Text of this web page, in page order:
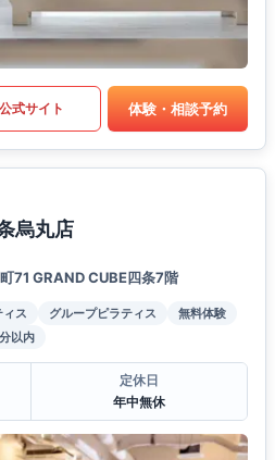
公式サイト 体験・相談予約
烏丸店
71 GRAND CUBE四条7階
ス グループピラティス
無料体験
以内
定休日
年中無休